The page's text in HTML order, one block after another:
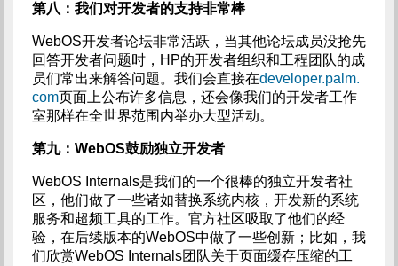
第八：我们对开发者的支持非常棒
WebOS开发者论坛非常活跃，当其他论坛成员没抢先
回答开发者问题时，HP的开发者组织和工程团队的成
员们常出来解答问题。我们会直接在developer.palm.
com页面上公布许多信息，还会像我们的开发者工作
室那样在全世界范围内举办大型活动。
第九： WebOS鼓励独立开发者
WebOS Internals是我们的一个很棒的独立开发者社
区，他们做了一些诸如替换系统内核，开发新的系统
服务和超频工具的工作。官方社区吸取了他们的经
验，在后续版本的WebOS中做了一些创新；比如，我
们欣赏WebOS Internals团队关于页面缓存压缩的工